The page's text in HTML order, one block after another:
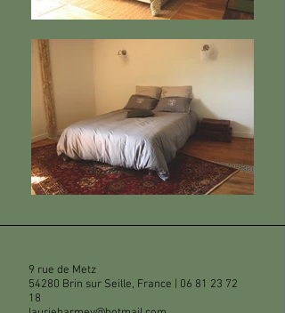
9 rue de Metz
54280 Brin sur Seille, France | 06 81 23 72
18